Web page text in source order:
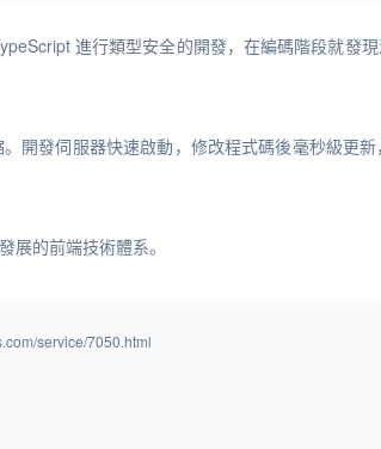
進行類型安全的開發，在編碼階段就發
開發伺服器快速啟動，修改程式碼後毫秒級更
的前端技術體系。
service/7050.html